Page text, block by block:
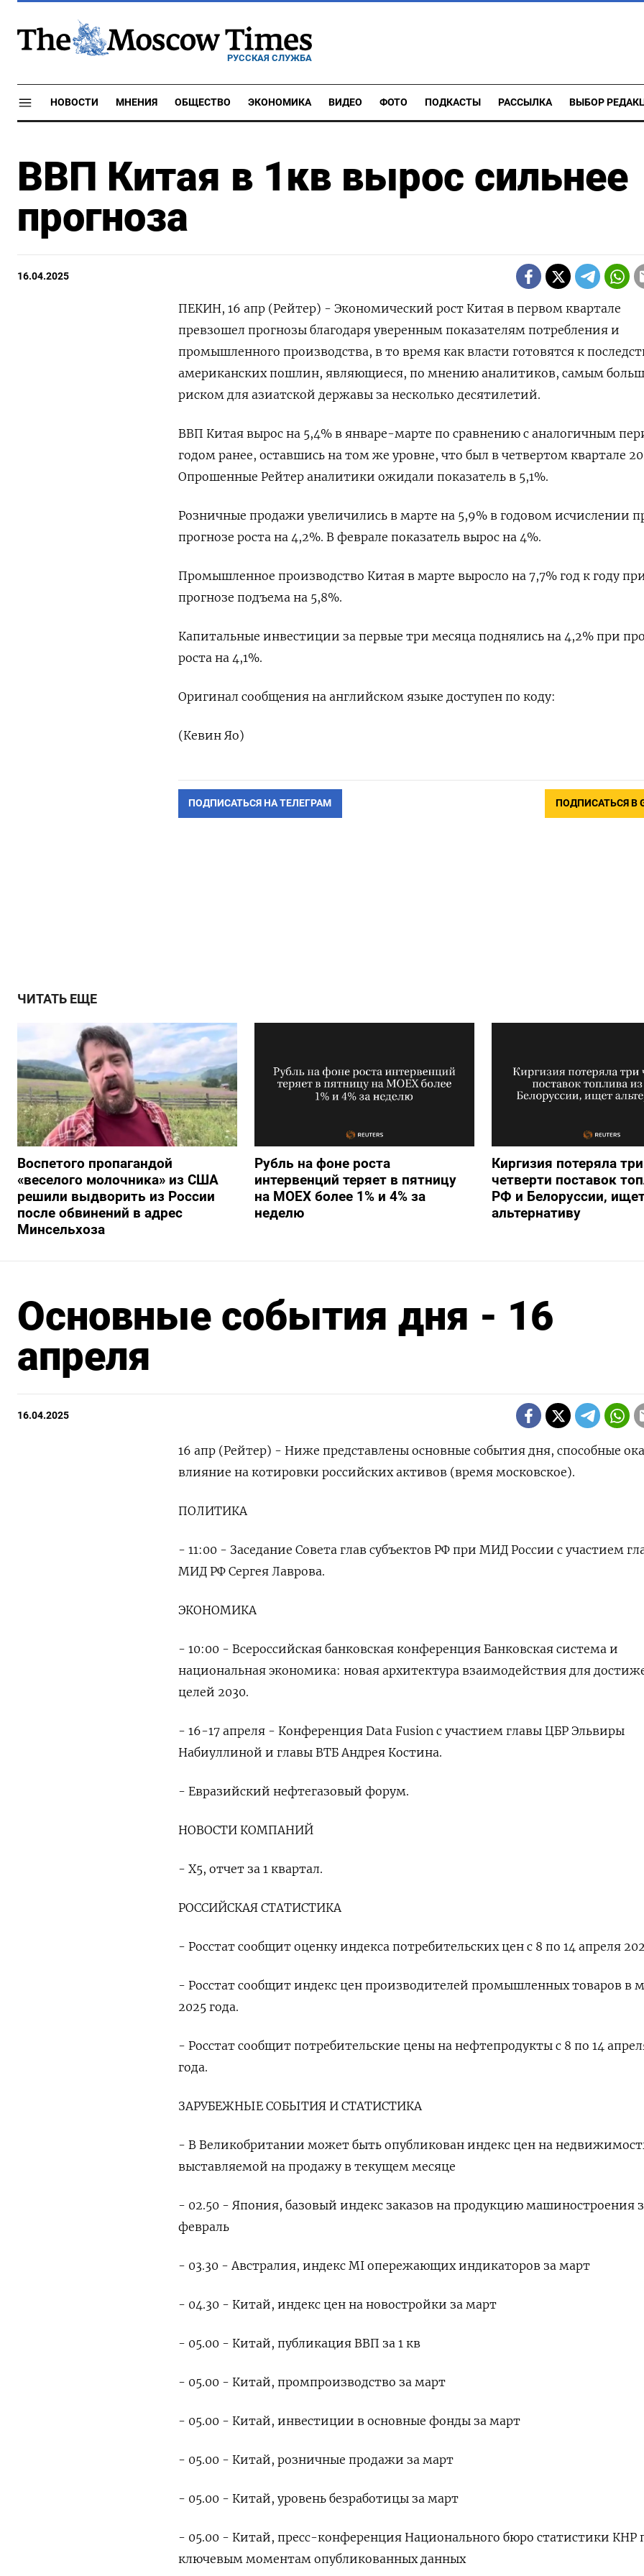
РУССКАЯ СЛУЖБА
НОВОСТИ МНЕНИЯ ОБЩЕСТВО ЭКОНОМИКА ВИДЕО ФОТО ПОДКАСТЫ РАССЫЛКА ВЫБОР
ВВП Китая в 1кв вырос сильнее
прогноза
16.04.2025
ПЕКИН, 16 апр (Рейтер) - Экономический рост Китая в первом квартале
превзошел прогнозы благодаря уверенным показателям потребления и
промышленного производства, в то время как власти готовятся к
американских пошлин, являющиеся, по мнению аналитиков, самым
риском для азиатской державы за несколько десятилетий.
ВВП Китая вырос на 5,4% в январе-марте по сравнению с аналогичным
годом ранее, оставшись на том же уровне, что был в четвертом квартале
Опрошенные Рейтер аналитики ожидали показатель в 5,1%.
Розничные продажи увеличились в марте на 5,9% в годовом исчислении
прогнозе роста на 4,2%. В феврале показатель вырос на 4%.
Промышленное производство Китая в марте выросло на 7,7% год к году
прогнозе подъема на 5,8%.
Капитальные инвестиции за первые три месяца поднялись на 4,2% при
роста на 4,1%.
Оригинал сообщения на английском языке доступен по коду:
(Кевин Яо)
ПОДПИСАТЬСЯ НА ТЕЛЕГРАМ ПОДПИСАТЬСЯ В
ЧИТАТЬ ЕЩЕ
Воспетого пропагандой
«веселого молочника» из США
решили выдворить из России
после обвинений в адрес
Минсельхоза
Рубль на фоне роста
интервенций теряет в пятницу
на МОЕХ более 1% и 4% за
неделю
Киргизия потеряла три
четверти поставок
РФ и Белоруссии,
альтернативу
Основные события дня - 16
апреля
16.04.2025
16 апр (Рейтер) - Ниже представлены основные события дня, способные
влияние на котировки российских активов (время московское).
ПОЛИТИКА
- 11:00 - Заседание Совета глав субъектов РФ при МИД России с участием
МИД РФ Сергея Лаврова.
ЭКОНОМИКА
- 10:00 - Всероссийская банковская конференция Банковская система и
национальная экономика: новая архитектура взаимодействия для
целей 2030.
- 16-17 апреля - Конференция Data Fusion с участием главы ЦБР Эльвиры
Набиуллиной и главы ВТБ Андрея Костина.
- Евразийский нефтегазовый форум.
НОВОСТИ КОМПАНИЙ
- Х5, отчет за 1 квартал.
РОССИЙСКАЯ СТАТИСТИКА
- Росстат сообщит оценку индекса потребительских цен с 8 по 14 апреля
- Росстат сообщит индекс цен производителей промышленных товаров в
2025 года.
- Росстат сообщит потребительские цены на нефтепродукты с 8 по 14
года.
ЗАРУБЕЖНЫЕ СОБЫТИЯ И СТАТИСТИКА
- В Великобритании может быть опубликован индекс цен на
выставляемой на продажу в текущем месяце
- 02.50 - Япония, базовый индекс заказов на продукцию машиностроения
февраль
- 03.30 - Австралия, индекс MI опережающих индикаторов за март
- 04.30 - Китай, индекс цен на новостройки за март
- 05.00 - Китай, публикация ВВП за 1 кв
- 05.00 - Китай, промпроизводство за март
- 05.00 - Китай, инвестиции в основные фонды за март
- 05.00 - Китай, розничные продажи за март
- 05.00 - Китай, уровень безработицы за март
- 05.00 - Китай, пресс-конференция Национального бюро статистики КНР
ключевым моментам опубликованных данных